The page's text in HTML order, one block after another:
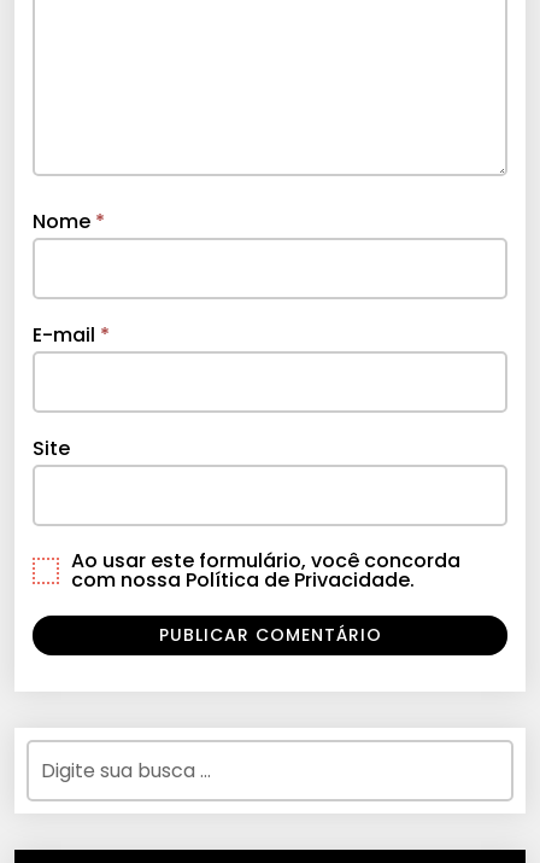
Nome *
E-mail *
Site
Ao usar este formulário, você concorda
com nossa Política de Privacidade.